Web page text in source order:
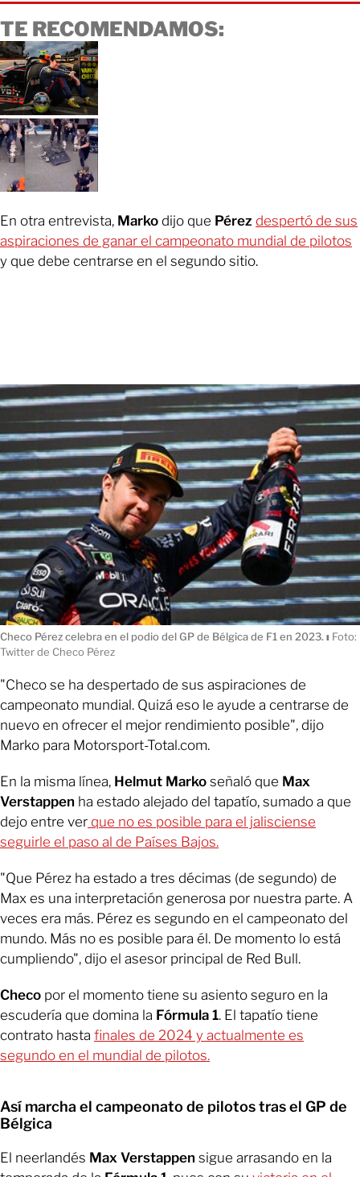
TE RECOMENDAMOS:
En otra entrevista, Marko dijo que Pérez despertó de sus
aspiraciones de ganar el campeonato mundial de pilotos
y que debe centrarse en el segundo sitio.
Checo Pérez celebra en el podio del GP de Bélgica de F1 en 2023. ı Foto:
Twitter de Checo Pérez
"Checo se ha despertado de sus aspiraciones de
campeonato mundial. Quizá eso le ayude a centrarse de
nuevo en ofrecer el mejor rendimiento posible", dijo
Marko para Motorsport-Total.com.
En la misma línea, Helmut Marko señaló que Max
Verstappen ha estado alejado del tapatío, sumado a que
dejo entre ver que no es posible para el jalisciense
seguirle el paso al de Países Bajos.
"Que Pérez ha estado a tres décimas (de segundo) de
Max es una interpretación generosa por nuestra parte. A
veces era más. Pérez es segundo en el campeonato del
mundo. Más no es posible para él. De momento lo está
cumpliendo", dijo el asesor principal de Red Bull.
Checo por el momento tiene su asiento seguro en la
escudería que domina la Fórmula 1. El tapatío tiene
contrato hasta finales de 2024 y actualmente es
segundo en el mundial de pilotos.
Así marcha el campeonato de pilotos tras el GP de
Bélgica
El neerlandés Max Verstappen sigue arrasando en la